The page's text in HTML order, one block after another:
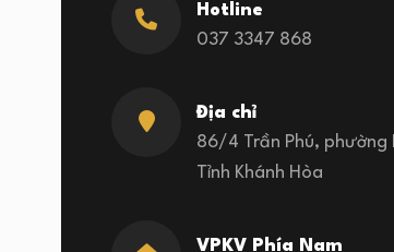
Hotline
037 3347 868
Địa chỉ
86/4 Trần Phú, phường
Tỉnh Khánh Hòa
VPKV Phía Nam